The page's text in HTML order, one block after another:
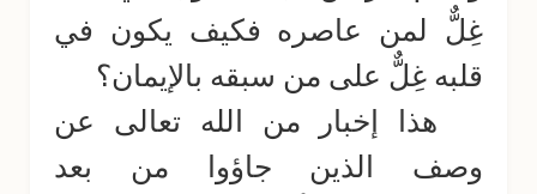
غِلٌّ لمن عاصره فكيف يكون في
قلبه غِلٌّ على من سبقه بالإيمان؟
هذا إخبار من الله تعالى عن
وصف الذين جاؤوا من بعد